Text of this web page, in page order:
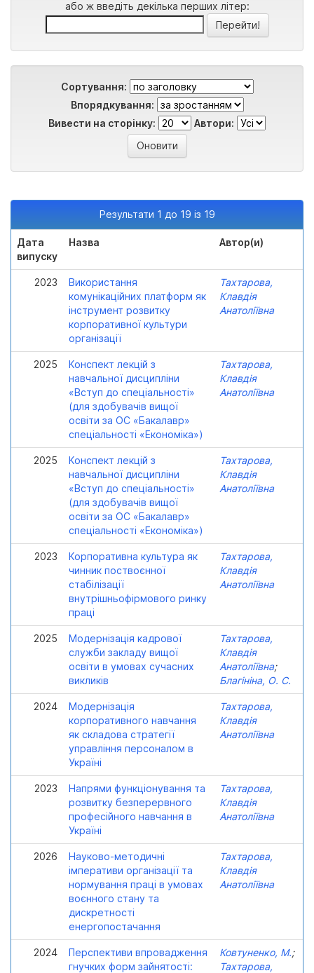
або ж введіть декілька перших літер:
Сортування:
Впорядкування:
Вивести на сторінку:
Автори:
Результати 1 до 19 із 19
Дата
випуску
Назва Автор(и)
2023
Використання
комунікаційних платформ як
інструмент розвитку
корпоративної культури
організації
Тахтарова,
Клавдія
Анатоліївна
2025
Конспект лекцій з
навчальної дисципліни
«Вступ до спеціальності»
(для здобувачів вищої
освіти за ОС «Бакалавр»
спеціальності «Економіка»)
Тахтарова,
Клавдія
Анатоліївна
2025
Конспект лекцій з
навчальної дисципліни
«Вступ до спеціальності»
(для здобувачів вищої
освіти за ОС «Бакалавр»
спеціальності «Економіка»)
Тахтарова,
Клавдія
Анатоліївна
2023
Корпоративна культура як
чинник поствоєнної
стабілізації
внутрішньофірмового ринку
праці
Тахтарова,
Клавдія
Анатоліївна
2025
Модернізація кадрової
служби закладу вищої
освіти в умовах сучасних
викликів
Тахтарова,
Клавдія
Анатоліївна;
Благініна, О. С.
2024
Модернізація
корпоративного навчання
як складова стратегії
управління персоналом в
Україні
Тахтарова,
Клавдія
Анатоліївна
2023
Напрями функціонування та
розвитку безперервного
професійного навчання в
Україні
Тахтарова,
Клавдія
Анатоліївна
2026
Науково-методичні
імперативи організації та
нормування праці в умовах
воєнного стану та
дискретності
енергопостачання
Тахтарова,
Клавдія
Анатоліївна
2024
Перспективи впровадження
гнучких форм зайнятості:
Ковтуненко, М.;
Тахтарова,